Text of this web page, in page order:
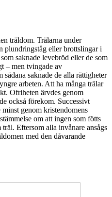
träldom. Trälarna under
plundringståg eller brottslingar i
saknade levebröd eller de som
– men tvingade av
saknade de alla rättigheter
arbeten. Att ha många trälar
Ofriheten ärvdes genom
också förekom. Successivt
genom kristendomens
om att ingen som fötts
Eftersom alla invånare ansågs
med den dåvarande